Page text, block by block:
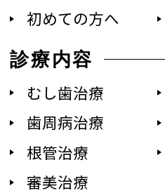
初めての方へ
診療内容
むし歯治療
歯周病治療
根管治療
審美治療